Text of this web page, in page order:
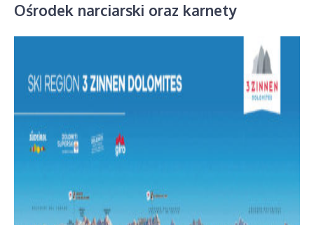
Ośrodek narciarski oraz karnety